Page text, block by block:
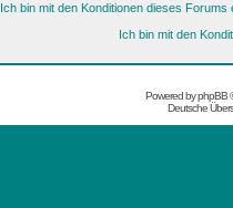
Ich bin mit den Konditionen dieses Forums
Ich bin mit den
Powered byphpBB
Deutsche